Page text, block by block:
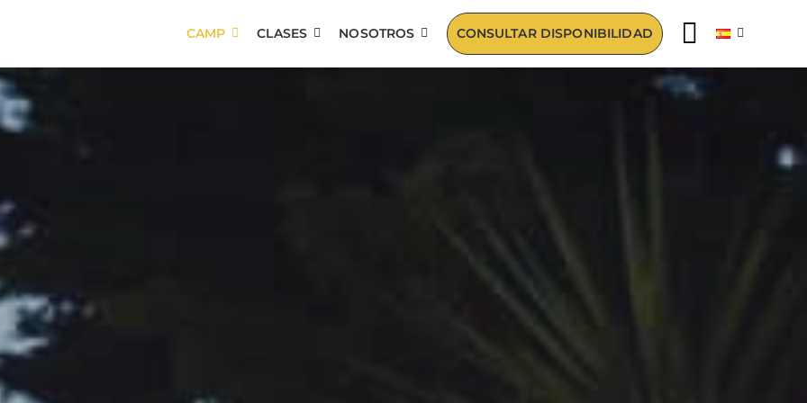
CAMP CLASES NOSOTROS CONSULTAR DISPONIBILIDAD